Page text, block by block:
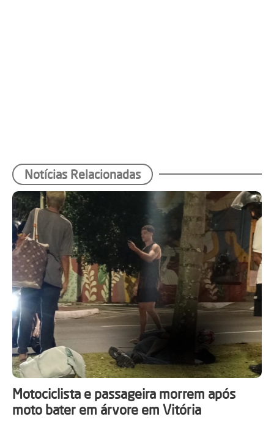
Notícias Relacionadas
Motociclista e passageira morrem após
moto bater em árvore em Vitória